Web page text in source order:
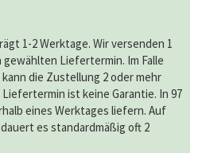
1-2 Werktage. Wir versenden 1
Liefertermin. Im Falle
die Zustellung 2 oder mehr
ist keine Garantie. In 97
eines Werktages liefern. Auf
es standardmäßig oft 2